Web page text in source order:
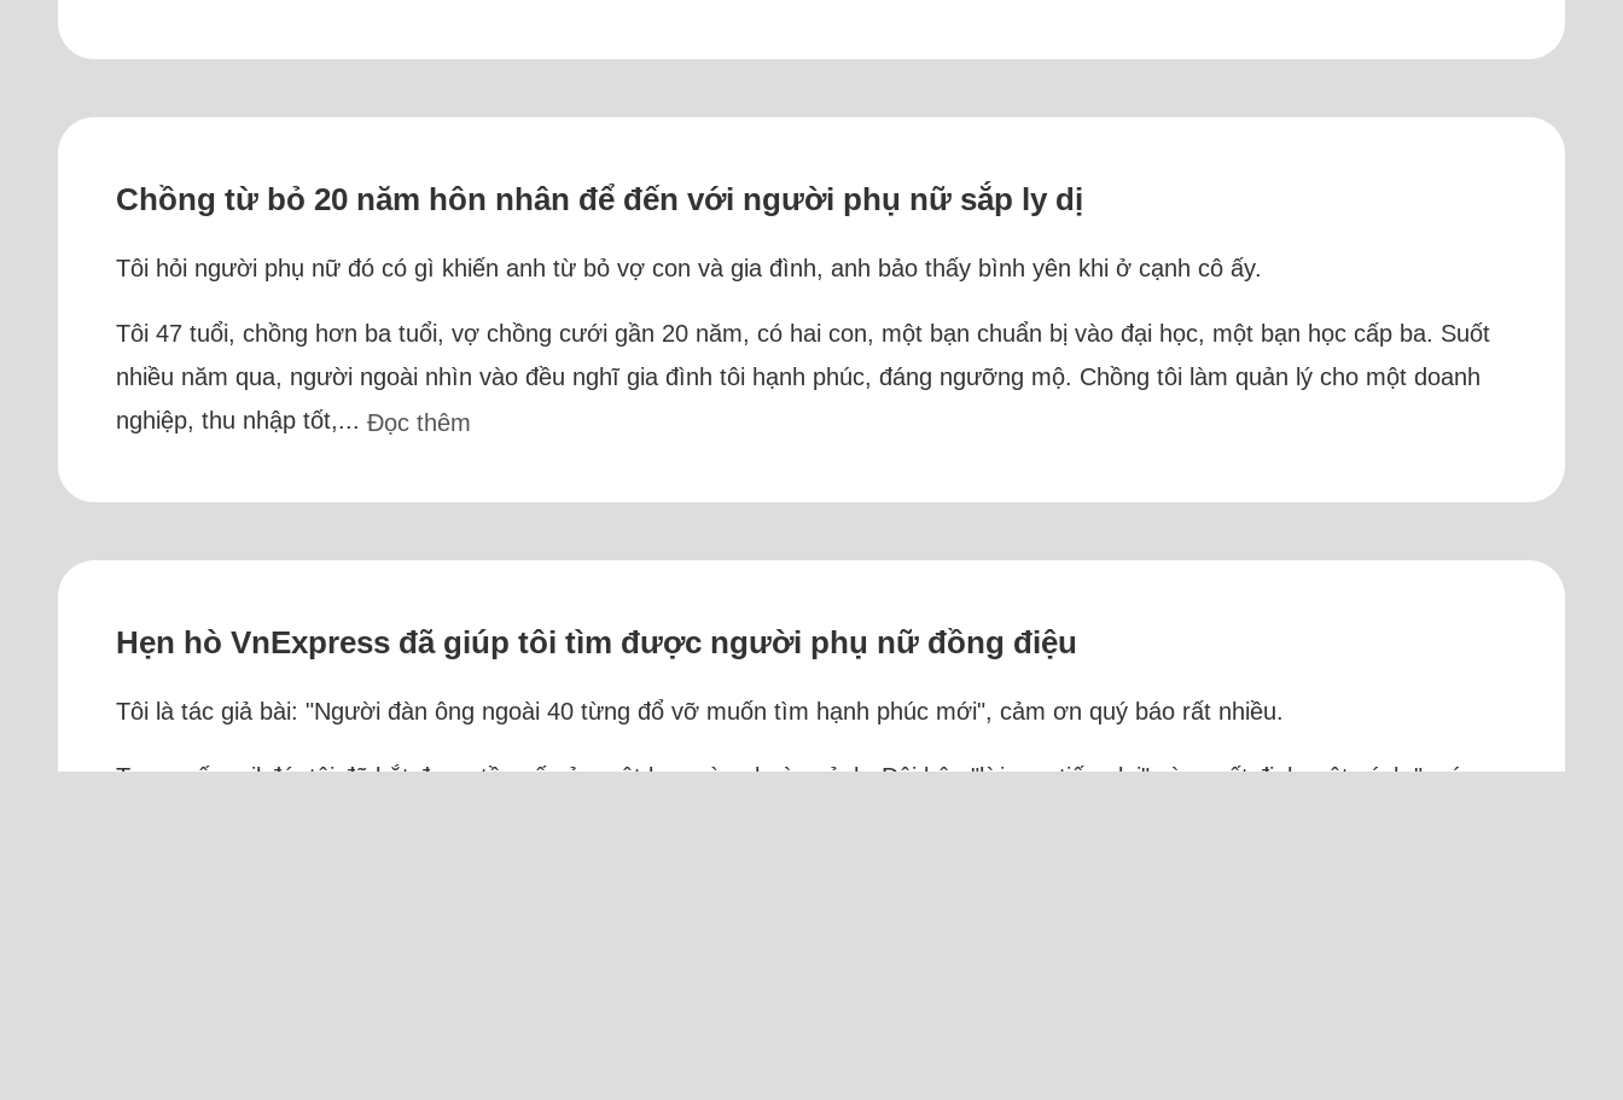
Chồng từ bỏ 20 năm hôn nhân để đến với người phụ nữ sắp ly dị
Tôi hỏi người phụ nữ đó có gì khiến anh từ bỏ vợ con và gia đình, anh bảo thấy bình yên khi ở cạnh cô ấy.
Tôi 47 tuổi, chồng hơn ba tuổi, vợ chồng cưới gần 20 năm, có hai con, một bạn chuẩn bị vào đại học, một bạn học cấp ba. Suốt
nhiều năm qua, người ngoài nhìn vào đều nghĩ gia đình tôi hạnh phúc, đáng ngưỡng mộ. Chồng tôi làm quản lý cho một doanh
nghiệp, thu nhập tốt,... Đọc thêm
Hẹn hò VnExpress đã giúp tôi tìm được người phụ nữ đồng điệu
Tôi là tác giả bài: "Người đàn ông ngoài 40 từng đổ vỡ muốn tìm hạnh phúc mới", cảm ơn quý báo rất nhiều.
Trong số mail đó, tôi đã bắt được tần số của một bạn cùng hoàn cảnh. Đôi bên "lời qua tiếng lại" và quyết định một cách "quá